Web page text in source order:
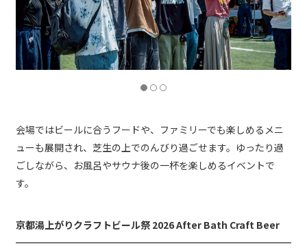
会場ではビールに合うフードや、ファミリーでも楽しめるメニ
ューも展開され、芝生の上でのんびり過ごせます。ゆったり過
ごしながら、お風呂やサウナ後の一杯を楽しめるイベントで
す。
京都湯上がりクラフトビール祭 2026 After Bath Craft Beer